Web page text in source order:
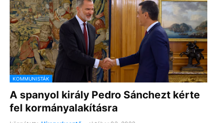
KOMMUNISTÁK
A spanyol király Pedro Sánchezt kérte
fel kormányalakításra